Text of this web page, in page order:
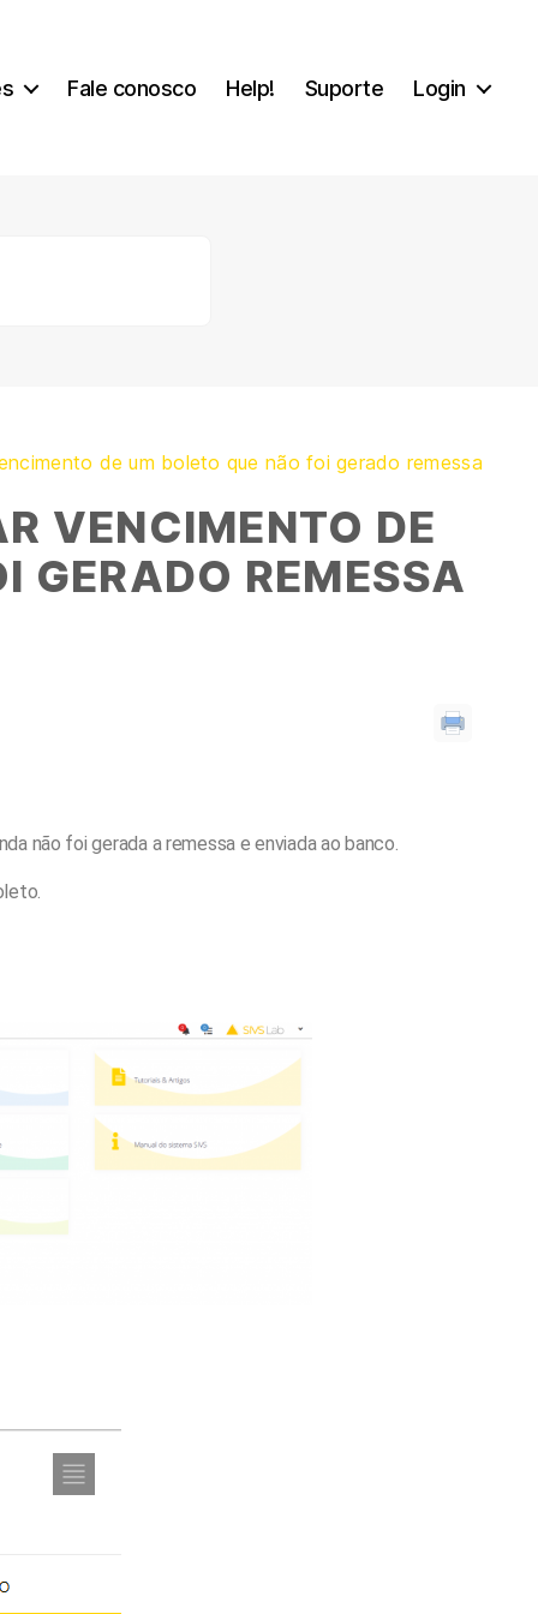
Fale conosco Help! Suporte Login
de um boleto que não foi gerado remessa
VENCIMENTO DE
GERADO REMESSA
não foi gerada a remessa e enviada ao banco.